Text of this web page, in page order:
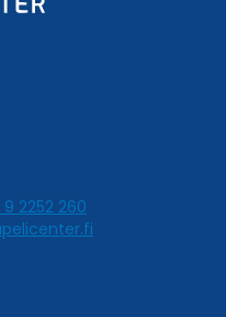
9 2252 260